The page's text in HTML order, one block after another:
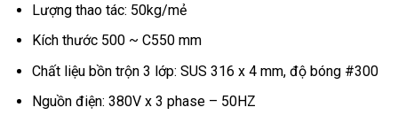
Lượng thao tác: 50kg/mẻ
Kích thước 500 ~ C550 mm
Chất liệu bồn trộn 3 lớp: SUS 316 x 4 mm, độ bóng #300
Nguồn điện: 380V x 3 phase – 50HZ